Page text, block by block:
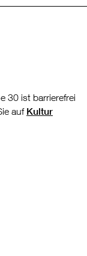
30 ist barrierefrei
auf Kultur